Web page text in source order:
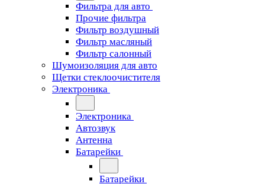
Фильтра для авто
Прочие фильтра
Фильтр воздушный
Фильтр масляный
Фильтр салонный
Шумоизоляция для авто
Щетки стеклоочистителя
Электроника
Электроника
Автозвук
Антенна
Батарейки
Батарейки